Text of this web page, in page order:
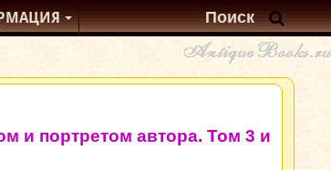
и портретом автора. Том 3 и